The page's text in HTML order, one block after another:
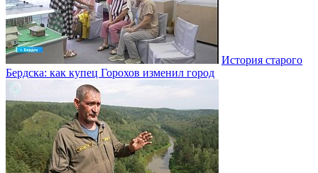
История старого
Бердска: как купец Горохов изменил город